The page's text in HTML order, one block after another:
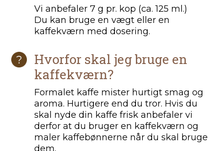
Vi anbefaler 7 g pr. kop (ca. 125 ml.)
Du kan bruge en vægt eller en
kaffekværn med dosering.
Hvorfor skal jeg bruge en
kaffekværn?
Formalet kaffe mister hurtigt smag og
aroma. Hurtigere end du tror. Hvis du
skal nyde din kaffe frisk anbefaler vi
derfor at du bruger en kaffekværn og
maler kaffebønnerne når du skal bruge
dem.